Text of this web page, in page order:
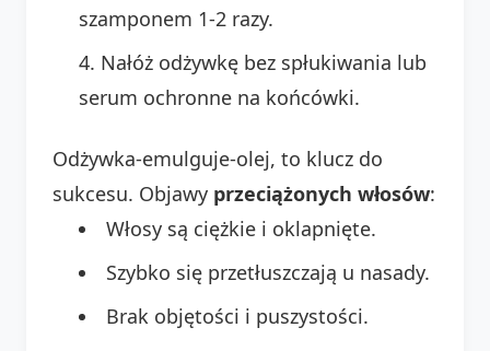
szamponem 1-2 razy.
Nałóż odżywkę bez spłukiwania lub
serum ochronne na końcówki.
Odżywka-emulguje-olej, to klucz do
sukcesu. Objawy przeciążonych włosów:
Włosy są ciężkie i oklapnięte.
Szybko się przetłuszczają u nasady.
Brak objętości i puszystości.